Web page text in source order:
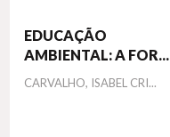
EDUCAÇÃO
AMBIENTAL: A FOR...
Autor
CARVALHO, ISABEL CRI...